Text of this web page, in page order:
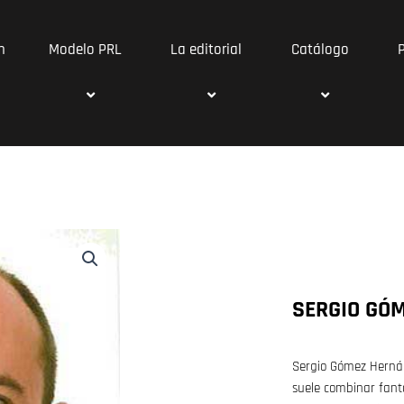
Modelo PRL La editorial Catálogo
SERGIO
Sergio Gómez
suele combinar